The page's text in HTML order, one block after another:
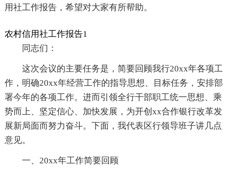
用社工作报告，希望对大家有所帮助。
农村信用社工作报告1
同志们：
这次会议的主要任务是，简要回顾我行20xx年各项工
作，明确20xx年经营工作的指导思想、目标任务，安排部
署今年的各项工作。进而引领全行干部职工统一思想、乘
势而上、坚定信心、加快发展，为开创xx合作银行改革发
展新局面而努力奋斗。下面，我代表区行领导班子讲几点
意见。
一、20xx年工作简要回顾